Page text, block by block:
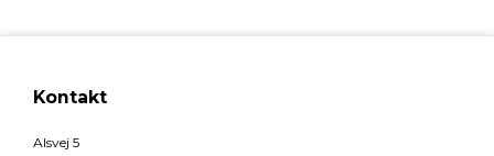
Kontakt
Alsvej 5